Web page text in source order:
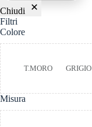
Chiudi
Filtri
Colore
Colore
T.MORO GRIGIO
Misura